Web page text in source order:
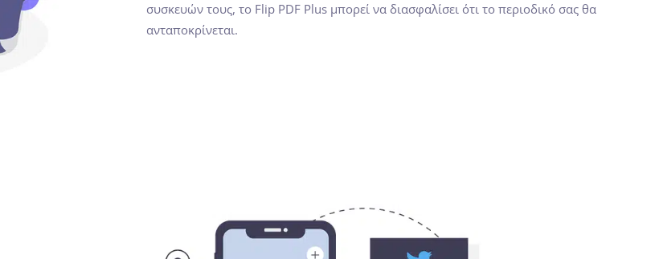
συσκευών τους, το Flip PDF Plus μπορεί να διασφαλίσει ότι το περιοδικό σας θα
ανταποκρίνεται.